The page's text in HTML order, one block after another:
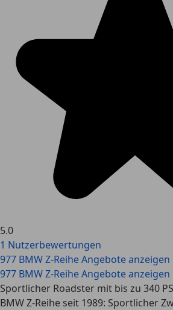
5.0
1 Nutzerbewertungen
977 BMW Z-Reihe Angebote anzeigen
977 BMW Z-Reihe Angebote anzeigen
Sportlicher Roadster mit bis zu 340
BMW Z-Reihe seit 1989: Sportlicher